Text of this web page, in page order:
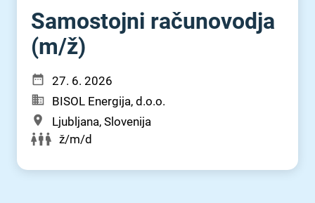
Samostojni računovodja
(m⁠/⁠ž)
27. 6. 2026
BISOL Energija, d.o.o.
Ljubljana, Slovenija
ž/m/d